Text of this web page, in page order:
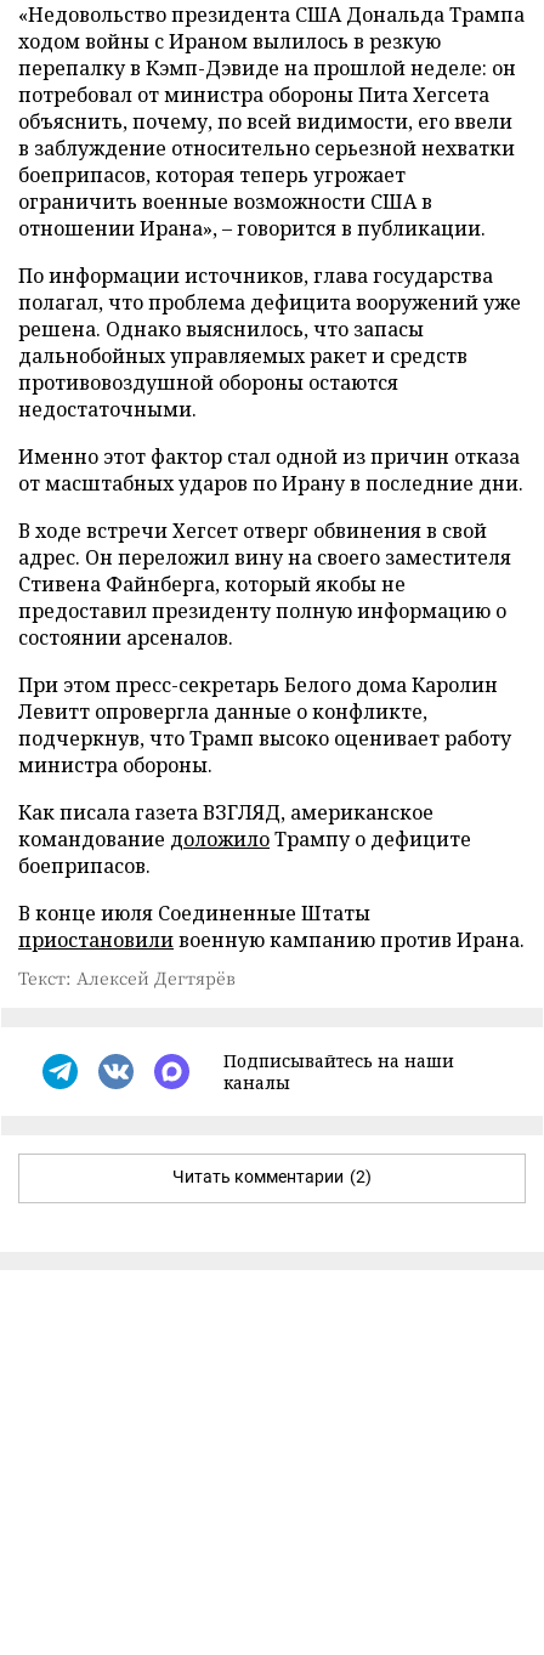
«Недовольство президента США Дональда Трампа
ходом войны с Ираном вылилось в резкую
перепалку в Кэмп-Дэвиде на прошлой неделе: он
потребовал от министра обороны Пита Хегсета
объяснить, почему, по всей видимости, его ввели
в заблуждение относительно серьезной нехватки
боеприпасов, которая теперь угрожает
ограничить военные возможности США в
отношении Ирана», – говорится в публикации.
По информации источников, глава государства
полагал, что проблема дефицита вооружений уже
решена. Однако выяснилось, что запасы
дальнобойных управляемых ракет и средств
противовоздушной обороны остаются
недостаточными.
Именно этот фактор стал одной из причин отказа
от масштабных ударов по Ирану в последние дни.
В ходе встречи Хегсет отверг обвинения в свой
адрес. Он переложил вину на своего заместителя
Стивена Файнберга, который якобы не
предоставил президенту полную информацию о
состоянии арсеналов.
При этом пресс-секретарь Белого дома Каролин
Левитт опровергла данные о конфликте,
подчеркнув, что Трамп высоко оценивает работу
министра обороны.
Как писала газета ВЗГЛЯД, американское
командование доложилоТрампу о дефиците
боеприпасов.
В конце июля Соединенные Штаты
приостановиливоенную кампанию против Ирана.
Текст: Алексей Дегтярёв
Подписывайтесь на наши
каналы
Читать комментарии (2)